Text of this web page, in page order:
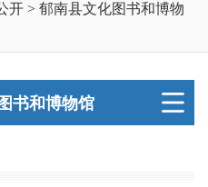
开 > 郁南县文化图书和博物
书和博物馆